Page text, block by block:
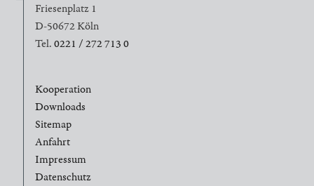
Friesenplatz 1
D-50672 Köln
Tel.0221 / 272 713 0
Kooperation
Downloads
Sitemap
Anfahrt
Impressum
Datenschutz